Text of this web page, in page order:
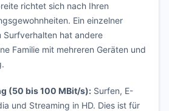
richtet sich nach Ihren
Ein einzelner
Surfverhalten hat andere
Familie mit mehreren Geräten und
(50 bis 100 MBit/s): Surfen, E-
und Streaming in HD. Dies ist für